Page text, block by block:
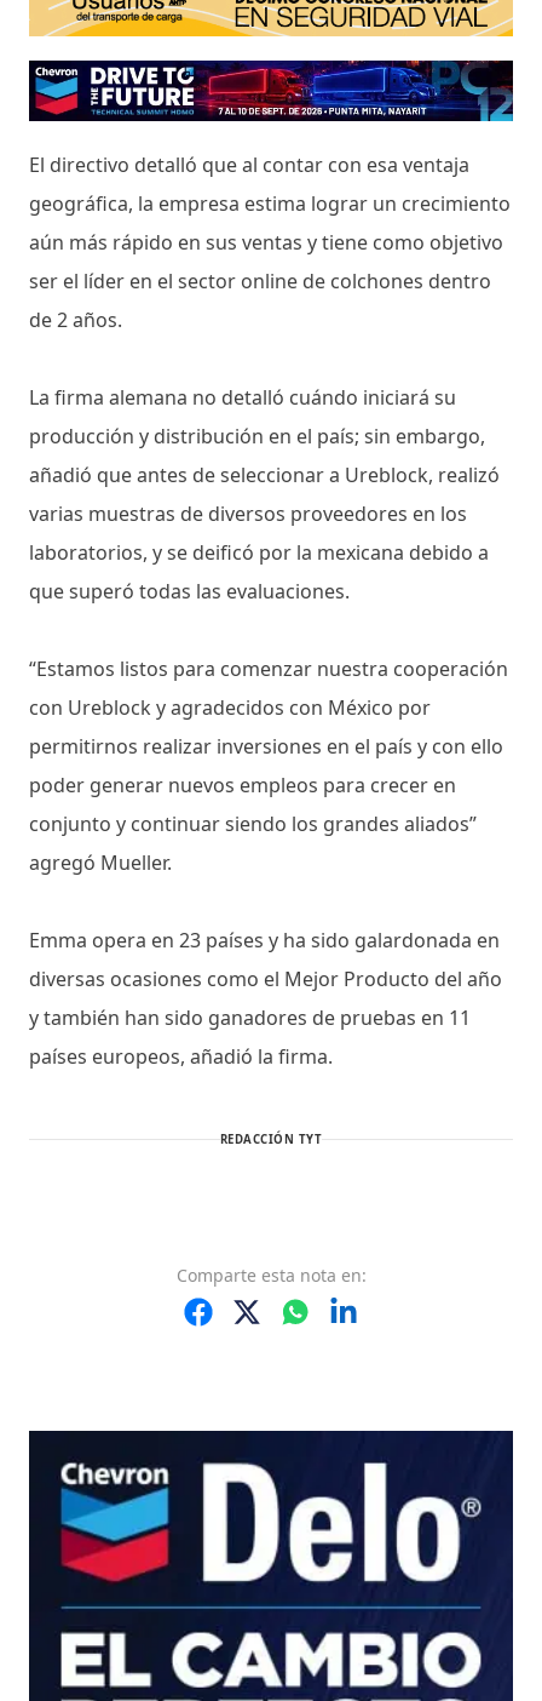
El directivo detalló que al contar con esa ventaja
geográfica, la empresa estima lograr un crecimiento
aún más rápido en sus ventas y tiene como objetivo
ser el líder en el sector online de colchones dentro
de 2 años.
La firma alemana no detalló cuándo iniciará su
producción y distribución en el país; sin embargo,
añadió que antes de seleccionar a Ureblock, realizó
varias muestras de diversos proveedores en los
laboratorios, y se deificó por la mexicana debido a
que superó todas las evaluaciones.
“Estamos listos para comenzar nuestra cooperación
con Ureblock y agradecidos con México por
permitirnos realizar inversiones en el país y con ello
poder generar nuevos empleos para crecer en
conjunto y continuar siendo los grandes aliados”
agregó Mueller.
Emma opera en 23 países y ha sido galardonada en
diversas ocasiones como el Mejor Producto del año
y también han sido ganadores de pruebas en 11
países europeos, añadió la firma.
REDACCIÓN TYT
Comparte esta nota en: